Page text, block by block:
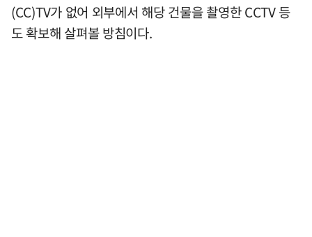
(CC)TV가 없어 외부에서 해당 건물을 촬영한 CCTV 등
도 확보해 살펴볼 방침이다.